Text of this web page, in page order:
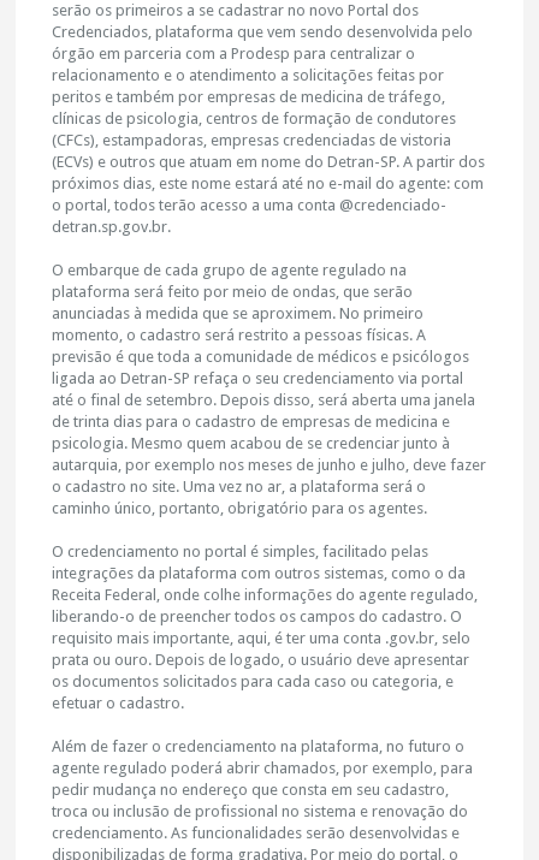
serão os primeiros a se cadastrar no novo Portal dos
Credenciados, plataforma que vem sendo desenvolvida pelo
órgão em parceria com a Prodesp para centralizar o
relacionamento e o atendimento a solicitações feitas por
peritos e também por empresas de medicina de tráfego,
clínicas de psicologia, centros de formação de condutores
(CFCs), estampadoras, empresas credenciadas de vistoria
(ECVs) e outros que atuam em nome do Detran-SP. A partir dos
próximos dias, este nome estará até no e-mail do agente: com
o portal, todos terão acesso a uma conta @credenciado-
detran.sp.gov.br.
O embarque de cada grupo de agente regulado na
plataforma será feito por meio de ondas, que serão
anunciadas à medida que se aproximem. No primeiro
momento, o cadastro será restrito a pessoas físicas. A
previsão é que toda a comunidade de médicos e psicólogos
ligada ao Detran-SP refaça o seu credenciamento via portal
até o final de setembro. Depois disso, será aberta uma janela
de trinta dias para o cadastro de empresas de medicina e
psicologia. Mesmo quem acabou de se credenciar junto à
autarquia, por exemplo nos meses de junho e julho, deve fazer
o cadastro no site. Uma vez no ar, a plataforma será o
caminho único, portanto, obrigatório para os agentes.
O credenciamento no portal é simples, facilitado pelas
integrações da plataforma com outros sistemas, como o da
Receita Federal, onde colhe informações do agente regulado,
liberando-o de preencher todos os campos do cadastro. O
requisito mais importante, aqui, é ter uma conta .gov.br, selo
prata ou ouro. Depois de logado, o usuário deve apresentar
os documentos solicitados para cada caso ou categoria, e
efetuar o cadastro.
Além de fazer o credenciamento na plataforma, no futuro o
agente regulado poderá abrir chamados, por exemplo, para
pedir mudança no endereço que consta em seu cadastro,
troca ou inclusão de profissional no sistema e renovação do
credenciamento. As funcionalidades serão desenvolvidas e
disponibilizadas de forma gradativa. Por meio do portal, o